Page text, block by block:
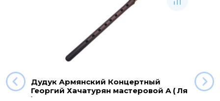
Дудук Армянский Концертный
Георгий Хачатурян мастеровой A ( Ля